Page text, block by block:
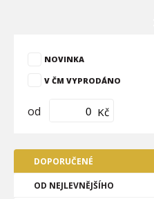
NOVINKA
V ČM VYPRODÁNO
od Kč
DOPORUČENÉ
OD NEJLEVNĚJŠÍHO